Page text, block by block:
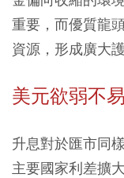
重要，而優質龍
資源，形成廣大
美元欲弱不
升息對於匯市同
主要國家利差擴